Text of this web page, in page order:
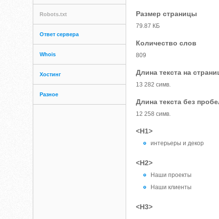
Robots.txt
Ответ сервера
Whois
Хостинг
Разное
Размер страницы
79.87 КБ
Количество слов
809
Длина текста на
13 282 симв.
Длина текста без
12 258 симв.
<H1>
интерьеры и декор
<H2>
Наши проекты
Наши клиенты
<H3>